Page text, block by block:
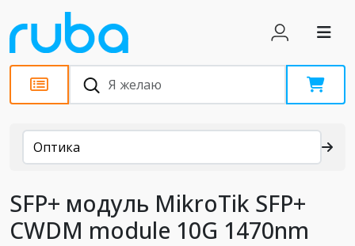
Каталог
Оптика
SFP+ модуль MikroTik SFP+
CWDM module 10G 1470nm